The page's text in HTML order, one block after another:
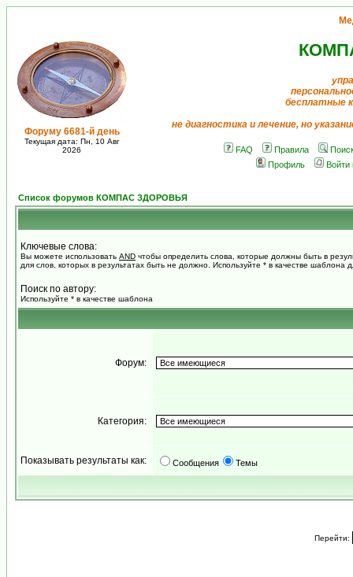
Форуму 6681-й день
Текущая дата: Пн, 10 Авг
2026
бесплатные
не диагностика и лечение, но
FAQ Правила
Профиль
Войти
Список форумов КОМПАС ЗДОРОВЬЯ
Ключевые слова:
Вы можете использовать AND чтобы определить слова, которые должны быть в
для слов, которых в результатах быть не должно. Используйте * в качестве шаблона
Поиск по автору:
Используйте * в качестве шаблона
Форум:
Категория:
Показывать результаты как: Сообщения Темы
Перейти: